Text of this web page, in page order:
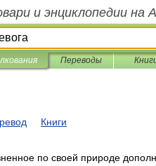
и энциклопедии на
Переводы
Книги
по своей природе